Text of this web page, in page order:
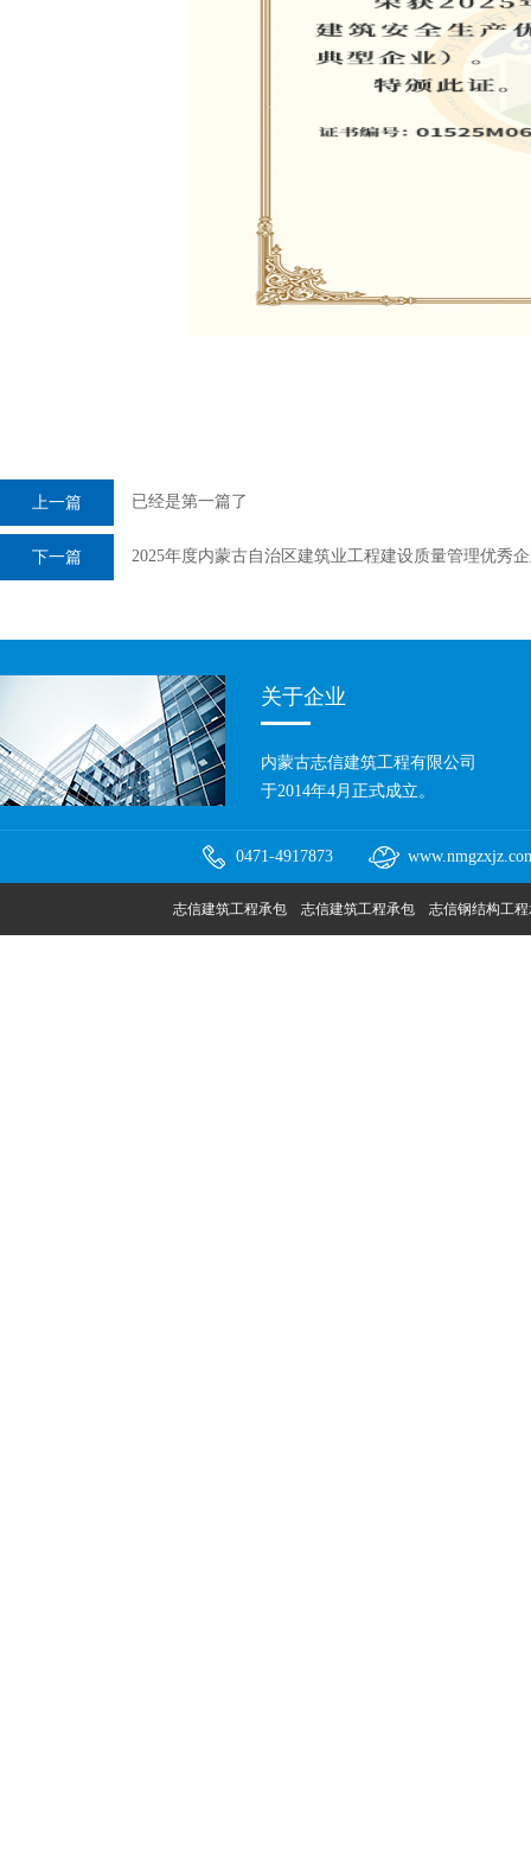
上一篇 已经是第一篇了
下一篇 2025年度内蒙古自治区建筑业工程建设质量管理优秀
关于企业
内蒙古志信建筑工程有限公司
于2014年4月正式成立。
0471-4917873
志信建筑工程承包 志信建筑工程承包 志信钢结构工